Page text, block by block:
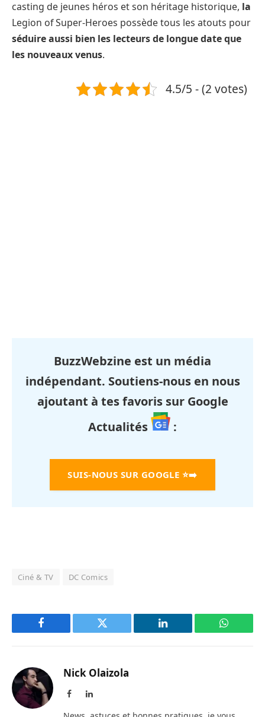
casting de jeunes héros et son héritage historique, la
Legion of Super-Heroes possède tous les atouts pour
séduire aussi bien les lecteurs de longue date que
les nouveaux venus.
4.5/5 - (2 votes)
BuzzWebzine est un média
indépendant. Soutiens-nous en nous
ajoutant à tes favoris sur Google
Actualités
:
SUIS-NOUS SUR GOOGLE ⭐➡️
Ciné & TV DC Comics
Facebook Twitter LinkedIn
Nick Olaizola
FacebookLinkedIn